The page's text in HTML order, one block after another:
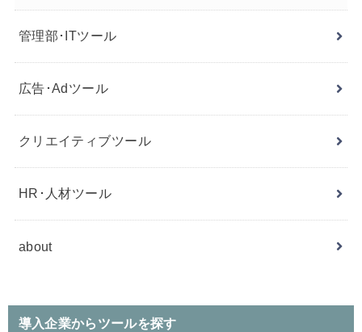
管理部･ITツール
広告･Adツール
クリエイティブツール
HR･人材ツール
about
導入企業からツールを探す